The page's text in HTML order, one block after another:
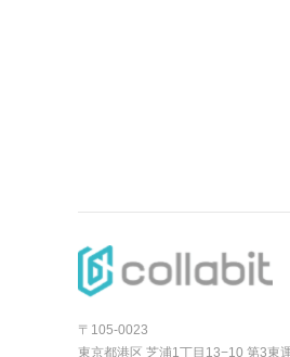
〒105-0023
東京都港区 芝浦1丁目13−10 第3東